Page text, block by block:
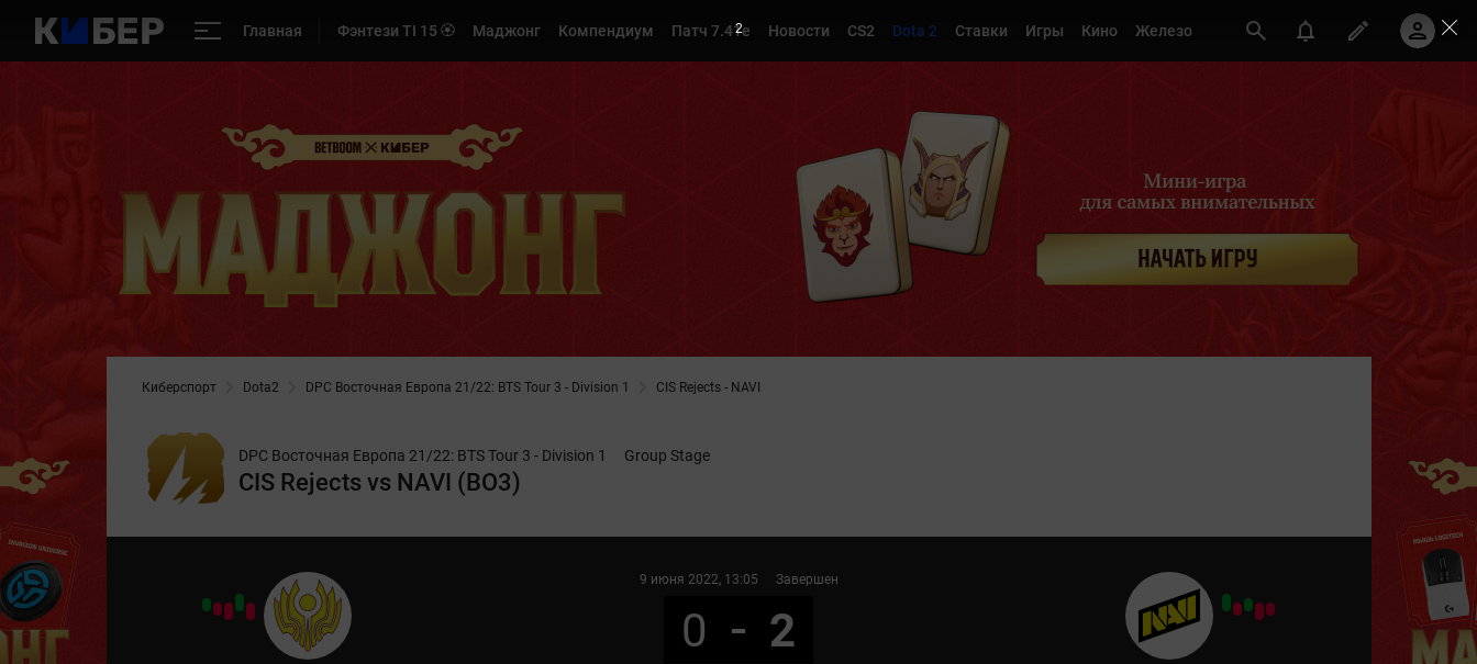
Главная Фэнтези TI 15 🏵️ Маджонг Компендиум Патч 7.41e Новости CS2 Dota 2 Ставки Игры Кино Железо
Киберспорт Dota2 DPC Восточная Европа 21/22: BTS Tour 3 - Division 1 CIS Rejects - NAVI
DPC Восточная Европа 21/22: BTS Tour 3 - Division 1 Group Stage
CIS Rejects vs NAVI (BO3)
9 июня 2022, 13:05 Завершен
0 2
1